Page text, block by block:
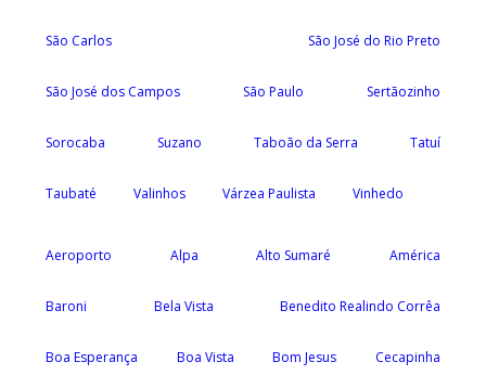
São Carlos São José do Rio Preto
São José dos Campos São Paulo Sertãozinho
Sorocaba Suzano Taboão da Serra Tatuí
Taubaté Valinhos Várzea Paulista Vinhedo
Aeroporto Alpa Alto Sumaré América
Baroni Bela Vista Benedito Realindo Corrêa
Boa Esperança Boa Vista Bom Jesus Cecapinha